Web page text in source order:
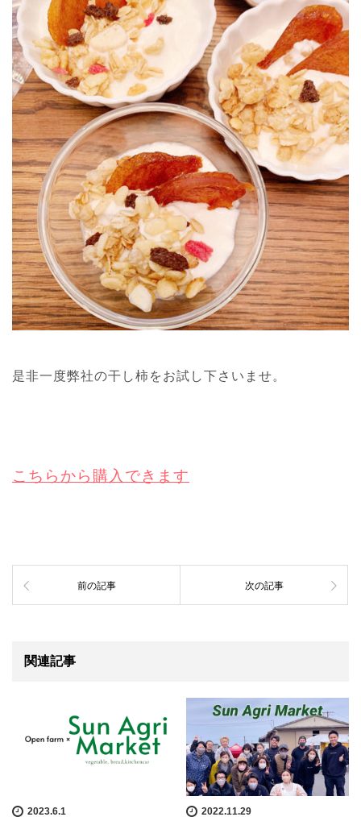
是非一度弊社の干し柿をお試し下さいませ。
こちらから購入できます
前の記事 次の記事
関連記事
2023.6.1 2022.11.29